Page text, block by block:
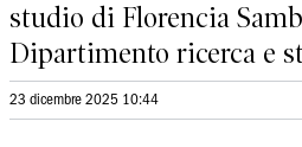
studio di Florencia
Dipartimento ricerca e
23 dicembre 2025 10:44